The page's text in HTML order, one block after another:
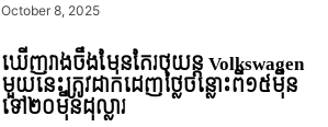
October 8, 2025
ឃើញរាងចឹងមែនតែរថយន្ដ Volkswagen
មួយនេះត្រូវ​ដាក់​ដេញថ្លៃ​ចន្លោះពី១៥មុឺន
ទៅ២០មុឺនដុល្លារ